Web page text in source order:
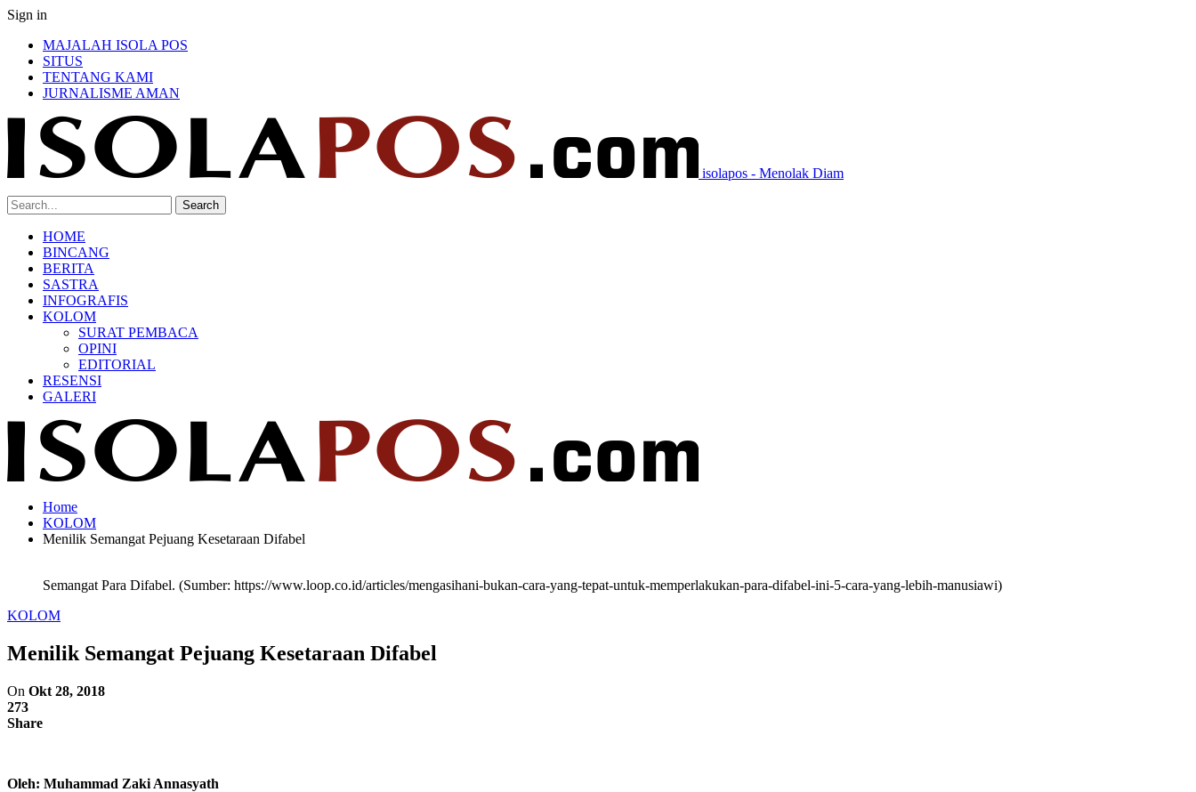
Sign in
MAJALAH ISOLA POS
SITUS
TENTANG KAMI
JURNALISME AMAN
isolapos - Menolak Diam
HOME
BINCANG
BERITA
SASTRA
INFOGRAFIS
KOLOM
SURAT PEMBACA
OPINI
EDITORIAL
RESENSI
GALERI
Home
KOLOM
Menilik Semangat Pejuang Kesetaraan Difabel
Semangat Para Difabel. (Sumber: https://www.loop.co.id/articles/mengasihani-bukan-cara-yang-tepat-untuk-memperlakukan-para-difabel-ini-5-cara-yang-lebih-manusiawi)
KOLOM
Menilik Semangat Pejuang Kesetaraan Difabel
On Okt 28, 2018
273
Share
Oleh: Muhammad Zaki Annasyath